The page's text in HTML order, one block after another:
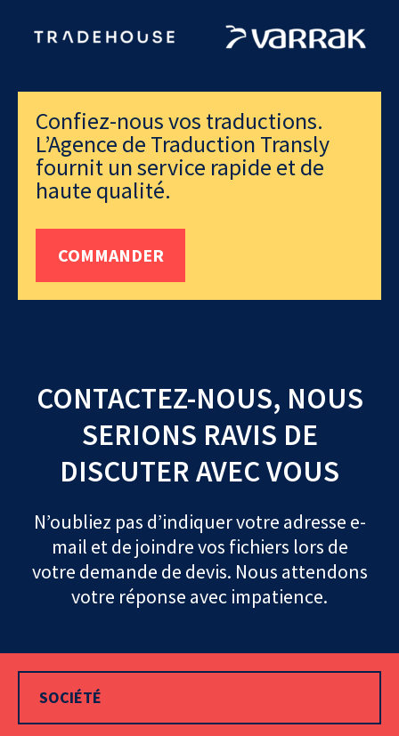
Confiez-nous vos traductions.
L’Agence de Traduction Transly
fournit un service rapide et de
haute qualité.
COMMANDER
CONTACTEZ-NOUS, NOUS
SERIONS RAVIS DE
DISCUTER AVEC VOUS
N’oubliez pas d’indiquer votre adresse e-
mail et de joindre vos fichiers lors de
votre demande de devis. Nous attendons
votre réponse avec impatience.